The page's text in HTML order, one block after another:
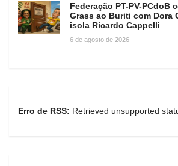
Federação PT-PV-PCdoB
Grass ao Buriti com Dora
isola Ricardo Cappelli
6 de agosto de 2026
Erro de RSS: Retrieved unsupported